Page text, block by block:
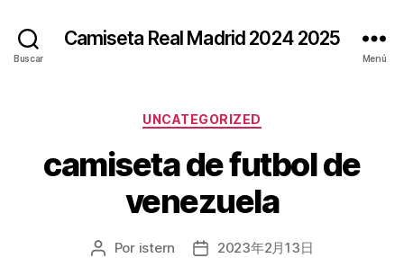
Buscar
Camiseta Real Madrid 2024 2025
Menú
Categorías
UNCATEGORIZED
camiseta de futbol de
venezuela
Autor
Por istern
Fecha2023年2月13日